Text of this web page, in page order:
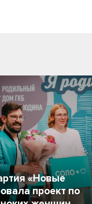
«Новые
проект по